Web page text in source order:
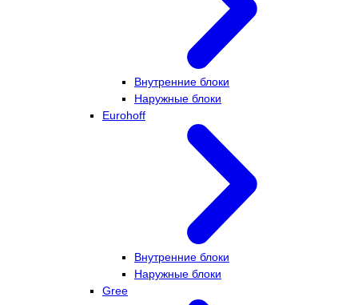
Внутренние блоки
Наружные блоки
Eurohoff
Внутренние блоки
Наружные блоки
Gree